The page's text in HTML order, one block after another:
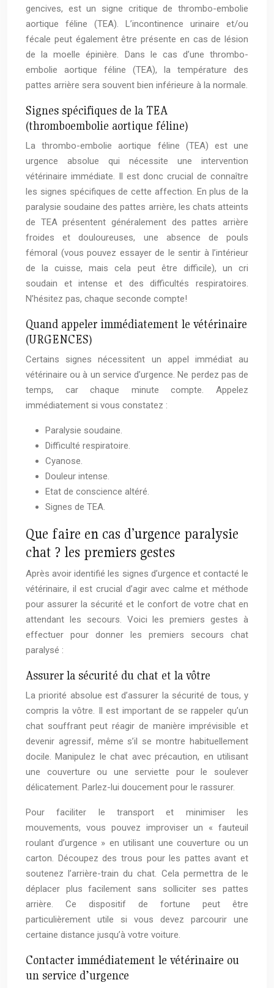
gencives, est un signe critique de thrombo-embolie
aortique féline (TEA). L’incontinence urinaire et/ou
fécale peut également être présente en cas de lésion
de la moelle épinière. Dans le cas d’une thrombo-
embolie aortique féline (TEA), la température des
pattes arrière sera souvent bien inférieure à la normale.
Signes spécifiques de la TEA
(thromboembolie aortique féline)
La thrombo-embolie aortique féline (TEA) est une
urgence absolue qui nécessite une intervention
vétérinaire immédiate. Il est donc crucial de connaître
les signes spécifiques de cette affection. En plus de la
paralysie soudaine des pattes arrière, les chats atteints
de TEA présentent généralement des pattes arrière
froides et douloureuses, une absence de pouls
fémoral (vous pouvez essayer de le sentir à l’intérieur
de la cuisse, mais cela peut être difficile), un cri
soudain et intense et des difficultés respiratoires.
N’hésitez pas, chaque seconde compte!
Quand appeler immédiatement le vétérinaire
(URGENCES)
Certains signes nécessitent un appel immédiat au
vétérinaire ou à un service d’urgence. Ne perdez pas de
temps, car chaque minute compte. Appelez
immédiatement si vous constatez :
Paralysie soudaine.
Difficulté respiratoire.
Cyanose.
Douleur intense.
Etat de conscience altéré.
Signes de TEA.
Que faire en cas d’urgence paralysie
chat ? les premiers gestes
Après avoir identifié les signes d’urgence et contacté le
vétérinaire, il est crucial d’agir avec calme et méthode
pour assurer la sécurité et le confort de votre chat en
attendant les secours. Voici les premiers gestes à
effectuer pour donner les premiers secours chat
paralysé :
Assurer la sécurité du chat et la vôtre
La priorité absolue est d’assurer la sécurité de tous, y
compris la vôtre. Il est important de se rappeler qu’un
chat souffrant peut réagir de manière imprévisible et
devenir agressif, même s’il se montre habituellement
docile. Manipulez le chat avec précaution, en utilisant
une couverture ou une serviette pour le soulever
délicatement. Parlez-lui doucement pour le rassurer.
Pour faciliter le transport et minimiser les
mouvements, vous pouvez improviser un « fauteuil
roulant d’urgence » en utilisant une couverture ou un
carton. Découpez des trous pour les pattes avant et
soutenez l’arrière-train du chat. Cela permettra de le
déplacer plus facilement sans solliciter ses pattes
arrière. Ce dispositif de fortune peut être
particulièrement utile si vous devez parcourir une
certaine distance jusqu’à votre voiture.
Contacter immédiatement le vétérinaire ou
un service d’urgence